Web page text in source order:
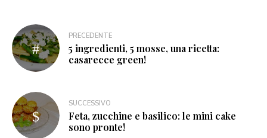
PRECEDENTE
5 ingredienti, 5 mosse, una ricetta:
casarecce green!
SUCCESSIVO
Feta, zucchine e basilico: le mini cake
sono pronte!